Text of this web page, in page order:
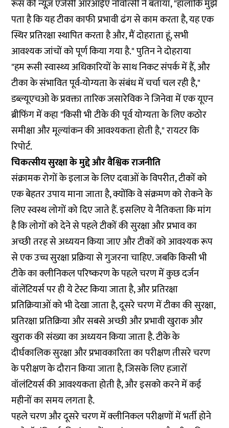
रूस की न्यूज़ एजेंसी आरआईए नोवोत्सी ने बताया, "हालांकि मुझे
पता है कि यह टीका काफी प्रभावी ढंग से काम करता है, यह एक
स्थिर प्रतिरक्षा स्थापित करता है और, मैं दोहराता हूं, सभी
आवश्यक जांचों को पूर्ण किया गया है." पुतिन ने दोहराया
"हम रूसी स्वास्थ्य अधिकारियों के साथ निकट संपर्क में हैं, और
टीका के संभावित पूर्व-योग्यता के संबंध में चर्चा चल रही है,"
डब्ल्यूएचओ के प्रवक्ता तारिक जसारेविक ने जिनेवा में एक यूएन
ब्रीफिंग में कहा "किसी भी टीके की पूर्व योग्यता के लिए कठोर
समीक्षा और मूल्यांकन की आवश्यकता होती है," रायटर कि
रिपोर्ट.
चिकत्सीय सुरक्षा के मुद्दे और वैश्विक राजनीति
संक्रामक रोगों के इलाज के लिए दवाओं के विपरीत, टीकों को
एक बेहतर उपाय माना जाता है, क्योंकि वे संक्रमण को रोकने के
लिए स्वस्थ लोगों को दिए जाते हैं. इसलिए ये नैतिकता कि मांग
है कि लोगों को देने से पहले टीकों की सुरक्षा और प्रभाव का
अच्छी तरह से अध्ययन किया जाए और टीकों को आवश्यक रूप
से एक उच्च सुरक्षा प्रक्रिया से गुजरना चाहिए. जबकि किसी भी
टीके का क्लीनिकल परिष्करण के पहले चरण में कुछ दर्जन
वॉलेंटियर्स पर ही ये टेस्ट किया जाता है, और प्रतिरक्षा
प्रतिक्रियाओं को भी देखा जाता है, दूसरे चरण में टीका की सुरक्षा,
प्रतिरक्षा प्रतिक्रिया और सबसे अच्छी और प्रभावी खुराक और
खुराक की संख्या का अध्ययन किया जाता है. टीके के
दीर्घकालिक सुरक्षा और प्रभावकारिता का परीक्षण तीसरे चरण
के परीक्षण के दौरान किया जाता है, जिसके लिए हजारों
वॉलंटियर्स की आवश्यकता होती है, और इसको करने में कई
महीनों का समय लगता है.
पहले चरण और दूसरे चरण में क्लीनिकल ​​परीक्षणों में भर्ती होने